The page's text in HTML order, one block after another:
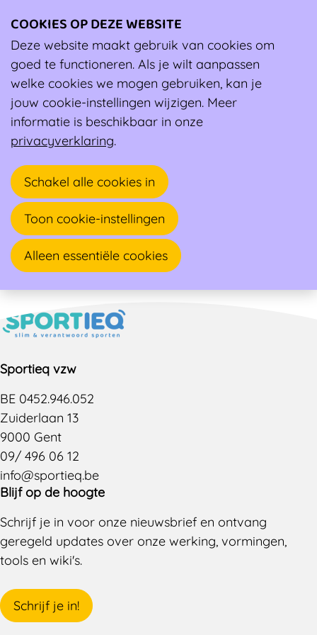
Ambassadeur
Simon Dhondt
Sportkinesitherapeut
Grote Moerstraat 94 A
8200 SINT-ANDRIES
Naar overzicht
Sportieq vzw
BE 0452.946.052
Zuiderlaan 13
9000 Gent
09/ 496 06 12
info@sportieq.be
Blijf op de hoogte
Schrijf je in voor onze nieuwsbrief en ontvang
geregeld updates over onze werking, vormingen,
tools en wiki's.
Schrijf je in!
COOKIES OP DEZE WEBSITE
Deze website maakt gebruik van cookies om
goed te functioneren. Als je wilt aanpassen
welke cookies we mogen gebruiken, kan je
jouw cookie-instellingen wijzigen. Meer
informatie is beschikbaar in onze
privacyverklaring.
Schakel alle cookies in
Toon cookie-instellingen
Alleen essentiële cookies